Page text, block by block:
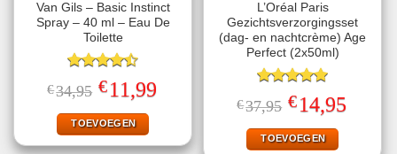
Van Gils – Basic Instinct
Spray – 40 ml – Eau De
Toilette
Gewaardeerd
4.50uit 5
€34,95 Oorspronkelijke
prijs
was:
€34,95.
€11,99Huidige
prijs
TOEVOEGEN
L’Oréal Paris
Gezichtsverzorgingsset
(dag- en nachtcrème) Age
Perfect (2x50ml)
Gewaardeerd
5.00uit 5
€37,95 Oorspronkelijke
prijs
was:
€37,95.
€14,95prijs
TOEVOEGEN